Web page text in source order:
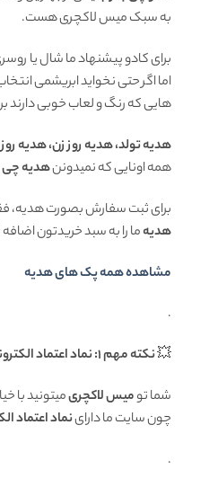
به سبک میس لاکچری هست.
برای کادو پیشنهاد ما شال یا
اما اگر حتی نخواید ابریشمی
هایی که رنگ و لعاب خوبی دارند
هدیه تولد، هدیه روز زن، هدیه
همه اونایی که نمیدوننهدیه چی
برای ثبت سفارش بصورت هدیه،
هدیهما را به سبد خریدتون اضافه
مشاهده همه پک های هدیه
.
💥نکته مهم 1: نماد اعتماد الکترونیک
شما تومیس لاکچریمیتونید با
چون سایت ما داراینماد اعتماد
.